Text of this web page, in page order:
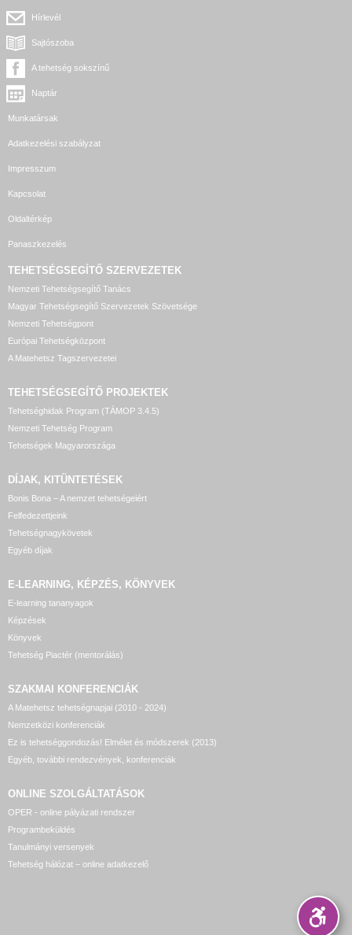
Hírlevél
Sajtószoba
A tehetség sokszínű
Naptár
Munkatársak
Adatkezelési szabályzat
Impresszum
Kapcsolat
Oldaltérkép
Panaszkezelés
TEHETSÉGSEGÍTŐ SZERVEZETEK
Nemzeti Tehetségsegítő Tanács
Magyar Tehetségsegítő Szervezetek Szövetsége
Nemzeti Tehetségpont
Európai Tehetségközpont
A Matehetsz Tagszervezetei
TEHETSÉGSEGÍTŐ PROJEKTEK
Tehetséghidak Program (TÁMOP 3.4.5)
Nemzeti Tehetség Program
Tehetségek Magyarországa
DÍJAK, KITÜNTETÉSEK
Bonis Bona – A nemzet tehetségeiért
Felfedezettjeink
Tehetségnagykövetek
Egyéb díjak
E-LEARNING, KÉPZÉS, KÖNYVEK
E-learning tananyagok
Képzések
Könyvek
Tehetség Piactér (mentorálás)
SZAKMAI KONFERENCIÁK
A Matehetsz tehetségnapjai (2010 - 2024)
Nemzetközi konferenciák
Ez is tehetséggondozás! Elmélet és módszerek (2013)
Egyéb, további rendezvények, konferenciák
ONLINE SZOLGÁLTATÁSOK
OPER - online pályázati rendszer
Programbeküldés
Tanulmányi versenyek
Tehetség hálózat – online adatkezelő